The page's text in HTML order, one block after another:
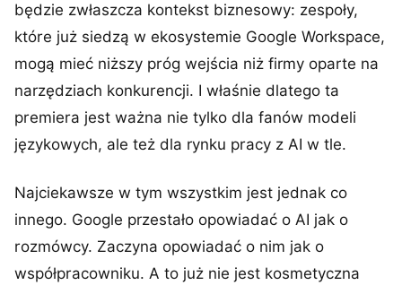
będzie zwłaszcza kontekst biznesowy: zespoły,
które już siedzą w ekosystemie Google Workspace,
mogą mieć niższy próg wejścia niż firmy oparte na
narzędziach konkurencji. I właśnie dlatego ta
premiera jest ważna nie tylko dla fanów modeli
językowych, ale też dla rynku pracy z AI w tle.
Najciekawsze w tym wszystkim jest jednak co
innego. Google przestało opowiadać o AI jak o
rozmówcy. Zaczyna opowiadać o nim jak o
współpracowniku. A to już nie jest kosmetyczna